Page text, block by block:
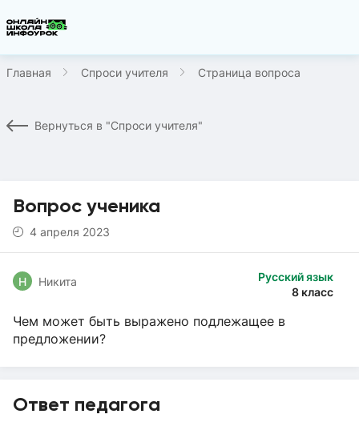
Главная Спроси учителя Страница вопроса
Вернуться в "Спроси учителя"
Вопрос ученика
4 апреля 2023
Русский язык
8 класс
Н Никита
Чем может быть выражено подлежащее в
предложении?
Ответ педагога